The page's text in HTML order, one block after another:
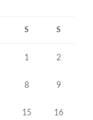
S S
1 2
8 9
15 16